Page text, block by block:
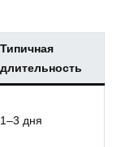
Типичная
длительность
1–3 дня